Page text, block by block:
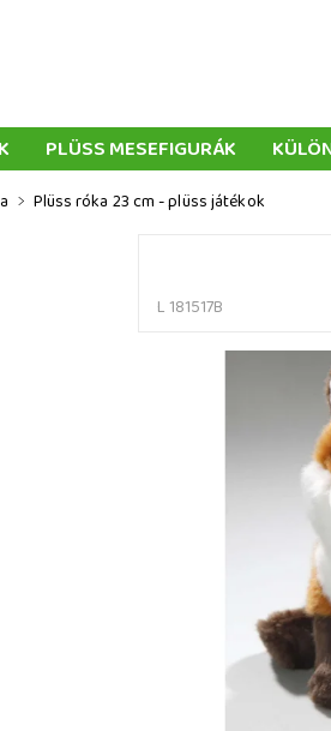
PLÜSS MESEFIGURÁK
ÜZLETI FELTÉTELEK
Plüss róka 23 cm - plüss játékok
L 181517B